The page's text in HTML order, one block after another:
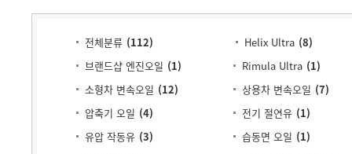
전체분류 (112) Helix Ultra (8)
브랜드샵 엔진오일 (1) Rimula Ultra (1)
소형차 변속오일 (12) 상용차 변속오일 (7)
압축기 오일 (4) 전기 절연유 (1)
유압 작동유 (3) 습동면 오일 (1)